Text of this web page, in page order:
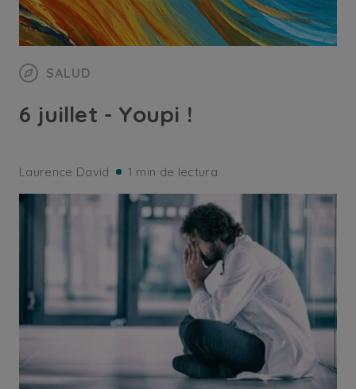
SALUD
6 juillet - Youpi !
Laurence David 1 min de lectura